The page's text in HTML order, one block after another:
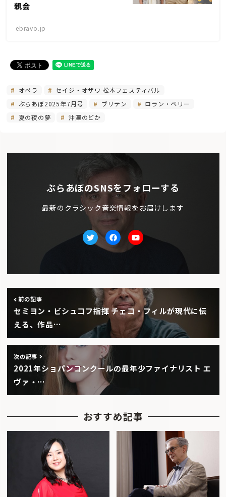
親会
ebravo.jp
オペラ
セイジ・オザワ 松本フェスティバル
ぶらあぼ2025年7月号
ブリテン
ロラン・ペリー
夏の夜の夢
沖澤のどか
ぶらあぼのSNSをフォローする
最新のクラシック音楽情報をお届けします
TwitterfacebookYoutube
前の記事
セミヨン・ビシュコフ指揮 チェコ・フィルが現代に伝
える、作品…
次の記事
2021年ショパンコンクールの最年少ファイナリスト エ
ヴァ・…
おすすめ記事